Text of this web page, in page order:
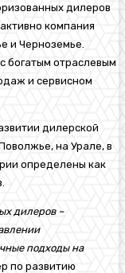
дилеров
компания
и Черноземье.
богатым отраслевым
и сервисном
дилерской
на Урале, в
определены как
дилеров –
подходы на
по развитию